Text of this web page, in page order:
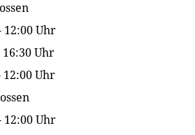
Uhr
Uhr
Uhr
Uhr